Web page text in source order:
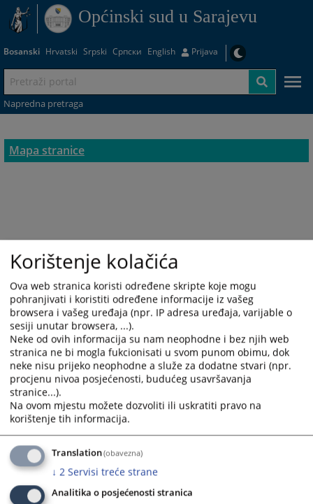
Općinski sud u Sarajevu
Bosanski Hrvatski Srpski Српски English Prijava
Napredna pretraga
Mapa stranice
Korištenje kolačića
Ova web stranica koristi određene skripte koje mogu
pohranjivati i koristiti određene informacije iz vašeg
browsera i vašeg uređaja (npr. IP adresa uređaja, varijable o
sesiji unutar browsera, ...).
Neke od ovih informacija su nam neophodne i bez njih web
stranica ne bi mogla fukcionisati u svom punom obimu, dok
neke nisu prijeko neophodne a služe za dodatne stvari (npr.
procjenu nivoa posjećenosti, budućeg usavršavanja
stranice...).
Na ovom mjestu možete dozvoliti ili uskratiti pravo na
korištenje tih informacija.
Translation(obavezna)
↓ 2 Servisi treće strane
Analitika o posjećenosti stranica